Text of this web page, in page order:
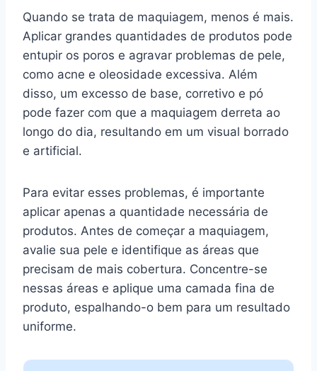
Quando se trata de maquiagem, menos é mais.
Aplicar grandes quantidades de produtos pode
entupir os poros e agravar problemas de pele,
como acne e oleosidade excessiva. Além
disso, um excesso de base, corretivo e pó
pode fazer com que a maquiagem derreta ao
longo do dia, resultando em um visual borrado
e artificial.
Para evitar esses problemas, é importante
aplicar apenas a quantidade necessária de
produtos. Antes de começar a maquiagem,
avalie sua pele e identifique as áreas que
precisam de mais cobertura. Concentre-se
nessas áreas e aplique uma camada fina de
produto, espalhando-o bem para um resultado
uniforme.